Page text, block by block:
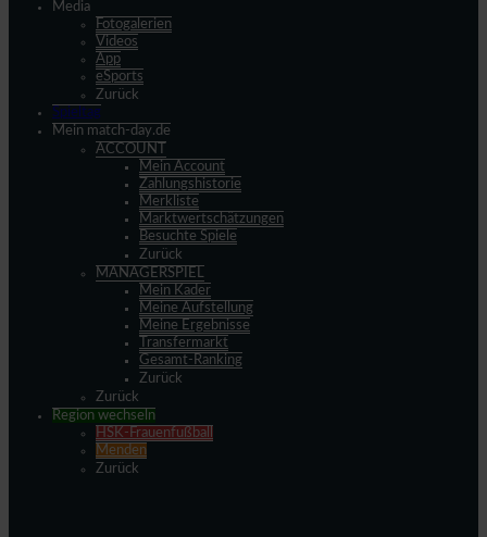
Media
Fotogalerien
Videos
App
eSports
Zurück
Spieltag
Mein match-day.de
ACCOUNT
Mein Account
Zahlungshistorie
Merkliste
Marktwertschätzungen
Besuchte Spiele
Zurück
MANAGERSPIEL
Mein Kader
Meine Aufstellung
Meine Ergebnisse
Transfermarkt
Gesamt-Ranking
Zurück
Zurück
Region wechseln
HSK-Frauenfußball
Menden
Zurück